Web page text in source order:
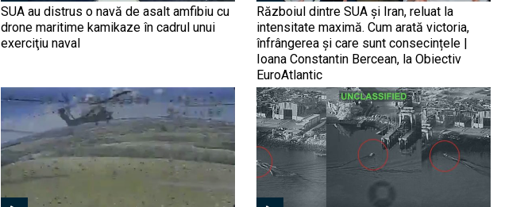
Cum testează Rusia
vigilența Occidentului cu
nava-spion Yantar
(Foto/Video): O nouă serie
ruseşti vizează
infrastructura critică a
Europei
Gură de oxigen pentru
Marina României: Încă un
vânător de mine, în
contextul în care 9 nave
comerciale au fost avariate
de mine marine în Marea
Rusia a lansat la apă
misteriosul submarin
SUA au distrus o navă de asalt amfibiu cu
drone maritime kamikaze în cadrul unui
exerciţiu naval
Războiul dintre SUA și Iran, reluat la
intensitate maximă. Cum arată victoria,
înfrângerea și care sunt consecințele |
Ioana Constantin Bercean, la Obiectiv
EuroAtlantic